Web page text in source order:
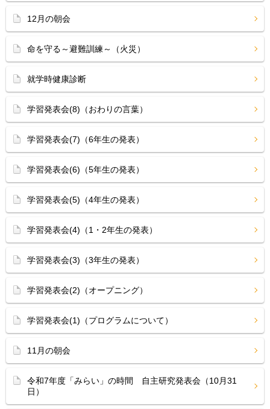
12月の朝会
命を守る～避難訓練～（火災）
就学時健康診断
学習発表会(8)（おわりの言葉）
学習発表会(7)（6年生の発表）
学習発表会(6)（5年生の発表）
学習発表会(5)（4年生の発表）
学習発表会(4)（1・2年生の発表）
学習発表会(3)（3年生の発表）
学習発表会(2)（オープニング）
学習発表会(1)（プログラムについて）
11月の朝会
令和7年度「みらい」の時間 自主研究発表会（10月31
日）